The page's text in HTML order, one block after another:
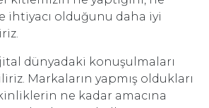
ihtiyacı olduğunu daha iyi
dünyadaki konuşulmaları
Markaların yapmış oldukları
ne kadar amacına